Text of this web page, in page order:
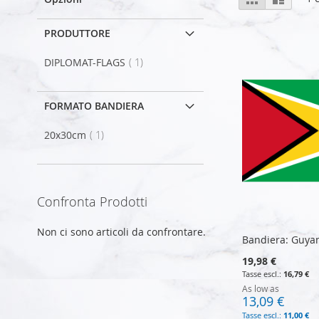
come
Bandiera:
19,98 €
16,79 €
As low as
13,09 €
11,00 €
PRODUTTORE
DIPLOMAT-FLAGS 1elemento
FORMATO BANDIERA
20x30cm 1elemento
Confronta Prodotti
Non ci sono articoli da confrontare.